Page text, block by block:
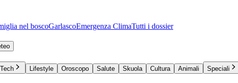
nel boscoGarlascoEmergenza ClimaTutti i dossier
Lifestyle Oroscopo Salute Skuola Cultura Animali
Speciali